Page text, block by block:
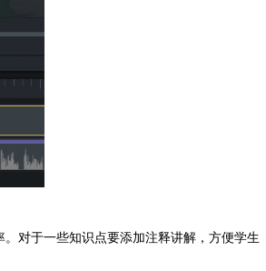
对于一些知识点要添加注释讲解，方便学生